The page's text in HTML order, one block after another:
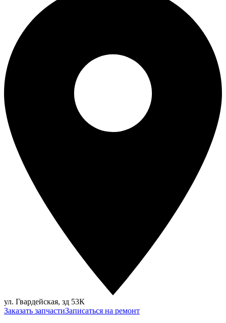
ул. Гвардейская, зд 53К
Заказать запчастиЗаписаться на ремонт